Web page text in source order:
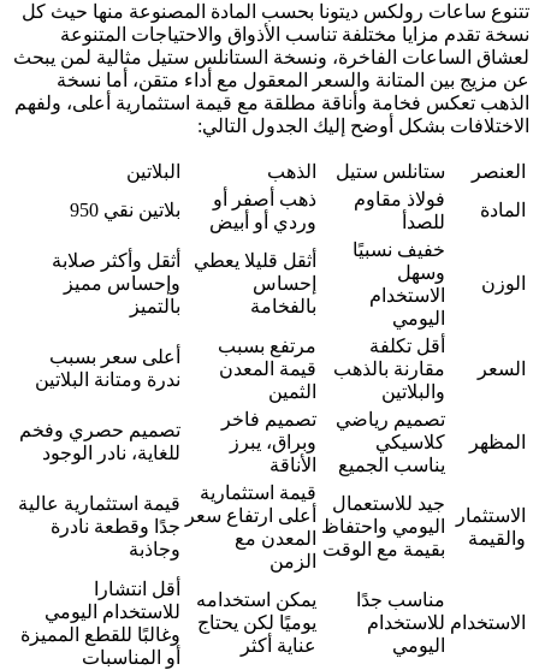
تتنوع ساعات رولكس ديتونا بحسب المادة المصنوعة منها حيث كل
نسخة تقدم مزايا مختلفة تناسب الأذواق والاحتياجات المتنوعة
لعشاق الساعات الفاخرة، ونسخة الستانلس ستيل مثالية لمن يبحث
عن مزيج بين المتانة والسعر المعقول مع أداء متقن، أما نسخة
الذهب تعكس فخامة وأناقة مطلقة مع قيمة استثمارية أعلى، ولفهم
الاختلافات بشكل أوضح إليك الجدول التالي:
العنصر ستانلس ستيل الذهب
البلاتين
المادة
فولاذ مقاوم
للصدأ
ذهب أصفر أو
وردي أو أبيض
بلاتين نقي 950
الوزن
خفيف نسبيًا
وسهل
الاستخدام
اليومي
أثقل قليلا يعطي
إحساس
بالفخامة
أثقل وأكثر صلابة
وإحساس مميز
بالتميز
السعر
أقل تكلفة
مقارنة بالذهب
والبلاتين
مرتفع بسبب
قيمة المعدن
الثمين
أعلى سعر بسبب
ندرة ومتانة البلاتين
المظهر
تصميم رياضي
كلاسيكي
يناسب الجميع
تصميم فاخر
وبراق، يبرز
الأناقة
تصميم حصري وفخم
للغاية، نادر الوجود
الاستثمار
والقيمة
جيد للاستعمال
اليومي واحتفاظ
بقيمة مع الوقت
قيمة استثمارية
أعلى ارتفاع سعر
المعدن مع
الزمن
قيمة استثمارية عالية
جدًا وقطعة نادرة
وجاذبة
الاستخدام
مناسب جدًا
للاستخدام
اليومي
يمكن استخدامه
يوميًا لكن يحتاج
عناية أكثر
أقل انتشارا
للاستخدام اليومي
وغالبًا للقطع المميزة
أو المناسبات